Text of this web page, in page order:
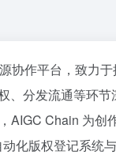
作平台，致力
分发流通等环节
Chain 为
化版权登记系